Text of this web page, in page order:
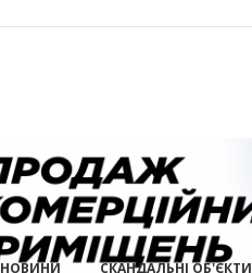
НОВИНИ СКАНДАЛЬНІ ОБ'ЄКТИ